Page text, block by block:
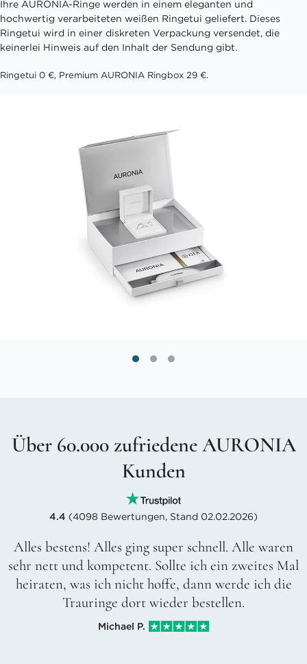
Ihre AURONIA-Ringe werden in einem eleganten und
hochwertig verarbeiteten weißen Ringetui geliefert. Dieses
Ringetui wird in einer diskreten Verpackung versendet, die
keinerlei Hinweis auf den Inhalt der Sendung gibt.
Ringetui 0 €, Premium AURONIA Ringbox 29 €.
Über 60.000 zufriedene AURONIA
Kunden
4.4 (4098 Bewertungen, Stand 02.02.2026)
Alles bestens! Alles ging super schnell. Alle waren
sehr nett und kompetent. Sollte ich ein zweites Mal
heiraten, was ich nicht hoffe, dann werde ich die
Trauringe dort wieder bestellen.
Michael P.